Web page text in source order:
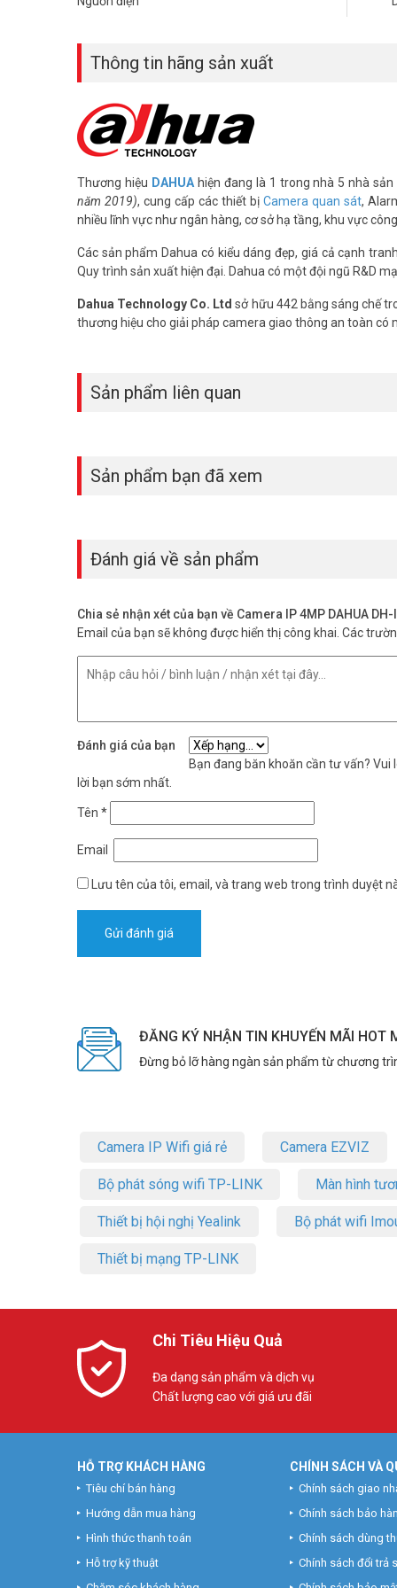
– Chống ngược sáng WDR(120dB).
– Hỗ trợ chức năng chụp ảnh khuôn mặt
– Hỗ trợ chức năng People Counting, Heatmap, Phát
– Hỗ trợ SMD 3.0
– Hỗ trợ khe cắm thẻ nhớ lên đến 256GB
– Chuẩn tương thích Onvif 2.4
– Chuẩn chống nước IP67
– Điện áp DC12V hoặc PoE (802.3af), Hỗ trợ tính năng
– Nhiệt độ hoạt động : -40ºC ~ + 60ºC
– Chất liệu nhựa + kim loại.
– Bảo hành: 24 tháng.
khảo thêm hình ảnh tạiFacebook Vuhoangtelecom nhé.
Thông tin hãng sản xuất
Thương hiệu DAHUAhiện đang là 1 trong nhà 5 nhà
năm 2019), cung cấp các thiết bị Camera quan sát,
nhiều lĩnh vực như ngân hàng, cơ sở hạ tầng, khu vực công
Các sản phẩm Dahua có kiểu dáng đẹp, giá cả cạnh
Quy trình sản xuất hiện đại. Dahua có một đội ngũ R&D
Dahua Technology Co. Ltd sở hữu 442 bằng sáng chế
thương hiệu cho giải pháp camera giao thông an toàn có
Sản phẩm liên quan
Sản phẩm bạn đã xem
Đánh giá về sản phẩm
Chia sẻ nhận xét của bạn về Camera IP 4MP DAHUA
Email của bạn sẽ không được hiển thị công khai. Các
Đánh giá của bạn
Bạn đang băn khoăn cần tư vấn? Vui
lời bạn sớm nhất.
Tên *
Email
Lưu tên của tôi, email, và trang web trong trình duyệt
ĐĂNG KÝ NHẬN TIN KHUYẾN MÃI HOT
Đừng bỏ lỡ hàng ngàn sản phẩm từ chương
Camera IP Wifi giá rẻ Camera EZVIZ
Bộ phát sóng wifi TP-LINK Màn hình
Thiết bị hội nghị Yealink Bộ phát wifi
Thiết bị mạng TP-LINK
Chi Tiêu Hiệu Quả
Đa dạng sản phẩm và dịch vụ
Chất lượng cao với giá ưu đãi
HỖ TRỢ KHÁCH HÀNG
Tiêu chí bán hàng
Hướng dẫn mua hàng
Hình thức thanh toán
Hỗ trợ kỹ thuật
CHÍNH SÁCH VÀ
Chính sách giao
Chính sách bảo
Chính sách dùng
Chính sách đổi trả